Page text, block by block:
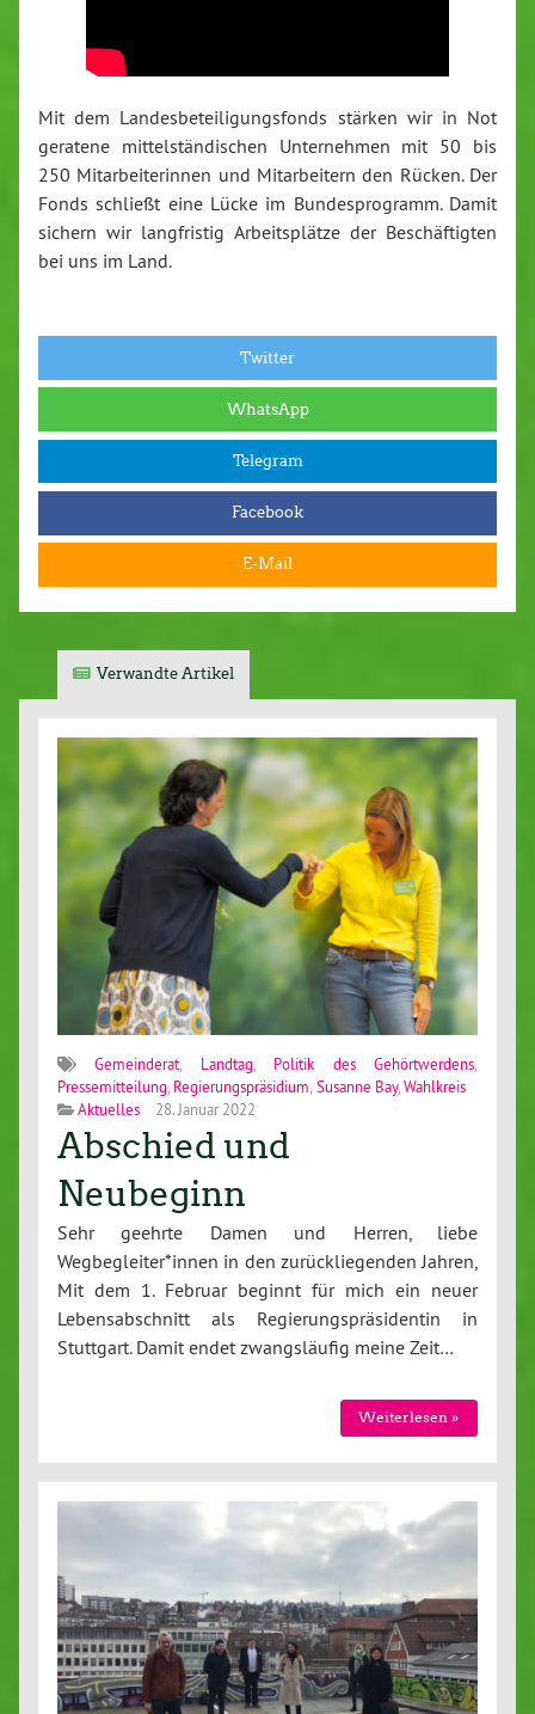
Mit dem Landesbeteiligungsfonds stärken wir in Not
geratene mittelständischen Unternehmen mit 50 bis
250 Mitarbeiterinnen und Mitarbeitern den Rücken. Der
Fonds schließt eine Lücke im Bundesprogramm. Damit
sichern wir langfristig Arbeitsplätze der Beschäftigten
bei uns im Land.
Twitter
WhatsApp
Telegram
Facebook
E-Mail
Verwandte Artikel
Gemeinderat, Landtag, Politik des Gehörtwerdens,
Pressemitteilung, Regierungspräsidium, Susanne Bay,Wahlkreis
Aktuelles
28. Januar 2022
Abschied und
Neubeginn
Sehr geehrte Damen und Herren, liebe
Wegbegleiter*innen in den zurückliegenden Jahren,
Mit dem 1. Februar beginnt für mich ein neuer
Lebensabschnitt als Regierungspräsidentin in
Stuttgart. Damit endet zwangsläufig meine Zeit…
Weiterlesen »